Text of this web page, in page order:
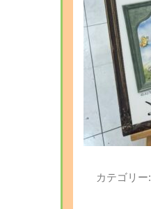
カテゴリー: